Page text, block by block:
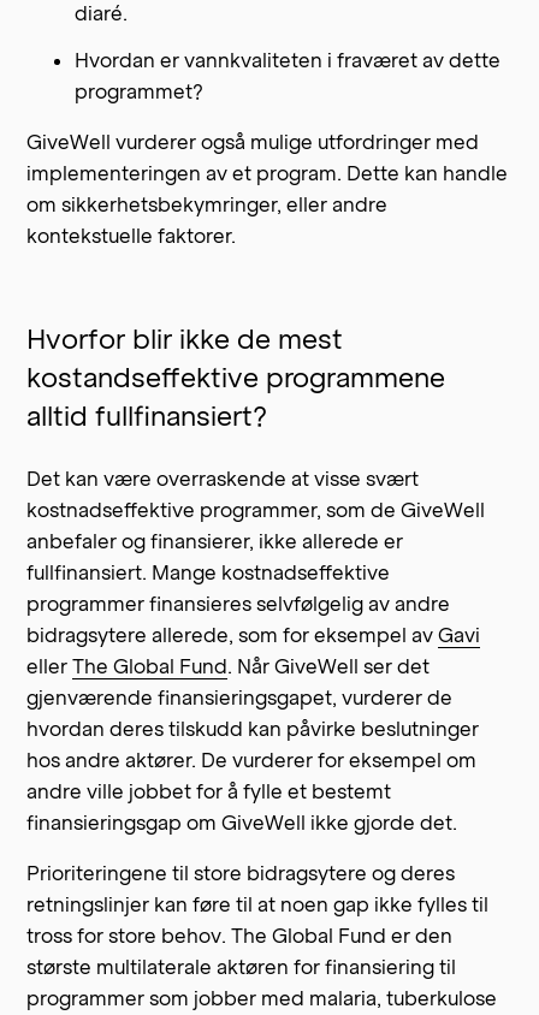
diaré.
Hvordan er vannkvaliteten i fraværet av dette
programmet?
GiveWell vurderer også mulige utfordringer med
implementeringen av et program. Dette kan handle
om sikkerhetsbekymringer, eller andre
kontekstuelle faktorer.
Hvorfor blir ikke de mest
kostandseffektive programmene
alltid fullfinansiert?
Det kan være overraskende at visse svært
kostnadseffektive programmer, som de GiveWell
anbefaler og finansierer, ikke allerede er
fullfinansiert. Mange kostnadseffektive
programmer finansieres selvfølgelig av andre
bidragsytere allerede, som for eksempel avGavi
ellerThe Global Fund. Når GiveWell ser det
gjenværende finansieringsgapet, vurderer de
hvordan deres tilskudd kan påvirke beslutninger
hos andre aktører. De vurderer for eksempel om
andre ville jobbet for å fylle et bestemt
finansieringsgap om GiveWell ikke gjorde det.
Prioriteringene til store bidragsytere og deres
retningslinjer kan føre til at noen gap ikke fylles til
tross for store behov. The Global Fund er den
største multilaterale aktøren for finansiering til
programmer som jobber med malaria, tuberkulose